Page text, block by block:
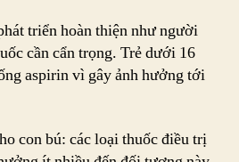
triển hoàn thiện như người
cần cẩn trọng. Trẻ dưới 16
aspirin vì gây ảnh hưởng tới
con bú: các loại thuốc điều trị